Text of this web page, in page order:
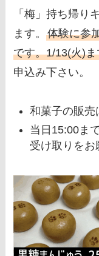
「梅」持ち帰り
ます。体験に参
です。1/13(火)
申込み下さい。
和菓子の販売
当日15:00ま
受け取りをお